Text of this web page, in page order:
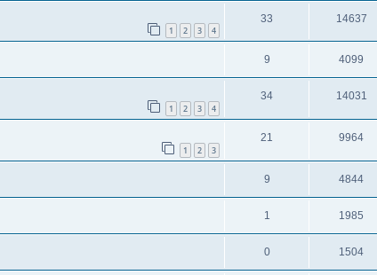
1 2 3 4
33 14637
9 4099
1 2 3 4
34 14031
1 2 3
21 9964
9 4844
1 1985
0 1504